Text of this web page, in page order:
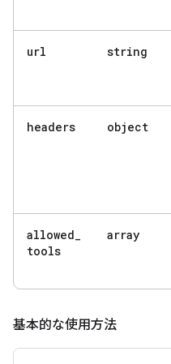
url string
headers object
allowed_
tools
array
基本的な使用方法